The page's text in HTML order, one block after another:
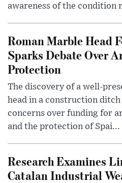
awareness of the condition
Roman Marble Head
Sparks Debate Over
Protection
The discovery of a well-
head in a construction
concerns over funding for
and the protection of Spai...
Research Examines
Catalan Industrial